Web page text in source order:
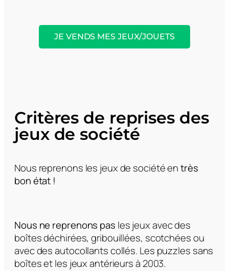
JE VENDS MES JEUX/JOUETS
Critères de reprises des
jeux de société
Nous reprenons les jeux de société entrès
bon état !
Nous ne reprenons pas les jeux avec des
boîtes déchirées, gribouillées, scotchées ou
avec des autocollants collés. Les puzzles sans
boîtes et les jeux antérieurs à 2003.